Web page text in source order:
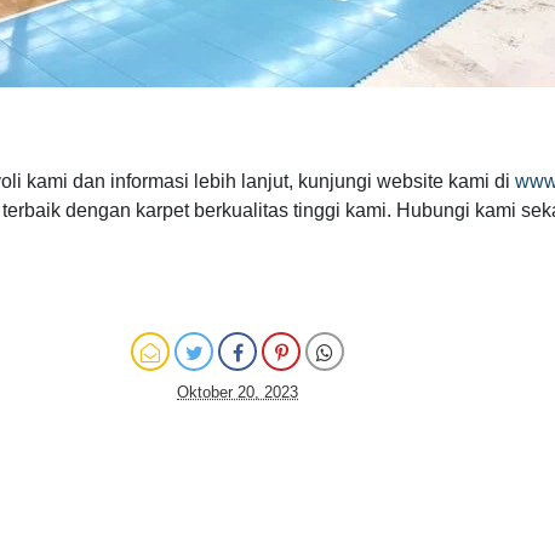
kami dan informasi lebih lanjut, kunjungi website kami di
dengan karpet berkualitas tinggi kami. Hubungi kami
Oktober 20, 2023